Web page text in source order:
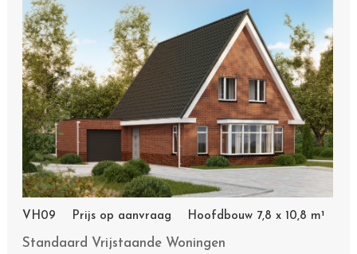
VH09 Prijs op aanvraag Hoofdbouw 7,8 x 10,8 m¹
Standaard Vrijstaande Woningen